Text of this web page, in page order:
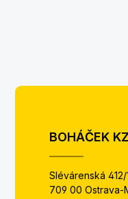
BOHÁČEK
Slévárenská 412/
709 00 Ostrava-